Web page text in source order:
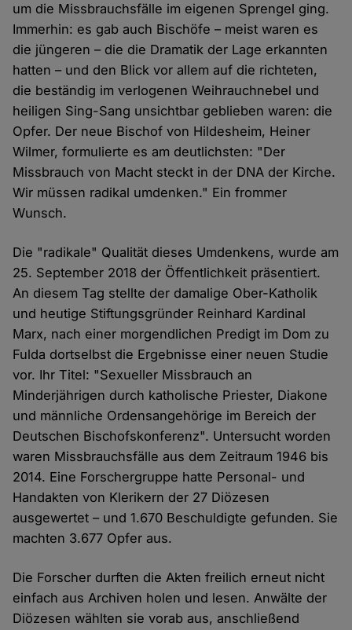
um die Missbrauchsfälle im eigenen Sprengel ging.
Immerhin: es gab auch Bischöfe – meist waren es
die jüngeren – die die Dramatik der Lage erkannten
hatten – und den Blick vor allem auf die richteten,
die beständig im verlogenen Weihrauchnebel und
heiligen Sing-Sang unsichtbar geblieben waren: die
Opfer. Der neue Bischof von Hildesheim, Heiner
Wilmer, formulierte es am deutlichsten: "Der
Missbrauch von Macht steckt in der DNA der Kirche.
Wir müssen radikal umdenken." Ein frommer
Wunsch.
Die "radikale" Qualität dieses Umdenkens, wurde am
25. September 2018 der Öffentlichkeit präsentiert.
An diesem Tag stellte der damalige Ober-Katholik
und heutige Stiftungsgründer Reinhard Kardinal
Marx, nach einer morgendlichen Predigt im Dom zu
Fulda dortselbst die Ergebnisse einer neuen Studie
vor. Ihr Titel: "Sexueller Missbrauch an
Minderjährigen durch katholische Priester, Diakone
und männliche Ordensangehörige im Bereich der
Deutschen Bischofskonferenz". Untersucht worden
waren Missbrauchsfälle aus dem Zeitraum 1946 bis
2014. Eine Forschergruppe hatte Personal- und
Handakten von Klerikern der 27 Diözesen
ausgewertet – und 1.670 Beschuldigte gefunden. Sie
machten 3.677 Opfer aus.
Die Forscher durften die Akten freilich erneut nicht
einfach aus Archiven holen und lesen. Anwälte der
Diözesen wählten sie vorab aus, anschließend